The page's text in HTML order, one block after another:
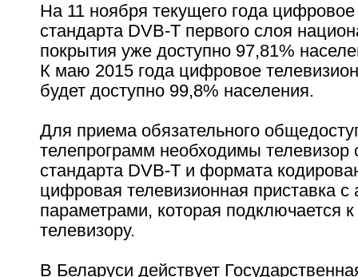
На 11 ноября текущего года
стандарта DVB-T первого слоя
покрытия уже доступно 97,81%
К маю 2015 года цифровое
будет доступно 99,8% населения.
Для приема обязательного
телепрограмм необходимы телевизор
стандарта DVB-T и формата
цифровая телевизионная приставка
параметрами, которая подключается
телевизору.
В Беларуси действует